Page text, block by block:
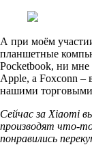
А при моём
планшетные
Pocketbook, ни
Apple, а Foxconn –
нашими
Сейчас за Xiaomi
производят что-
понравились